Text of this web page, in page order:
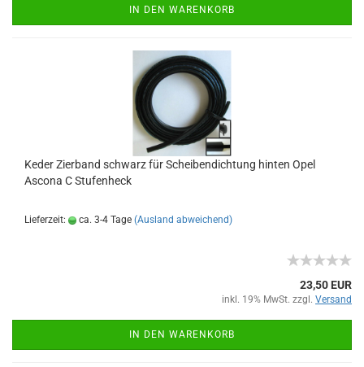
IN DEN WARENKORB
Keder Zierband schwarz für Scheibendichtung hinten Opel
Ascona C Stufenheck
Lieferzeit: ca. 3-4 Tage (Ausland abweichend)
23,50 EUR
inkl. 19% MwSt. zzgl. Versand
IN DEN WARENKORB